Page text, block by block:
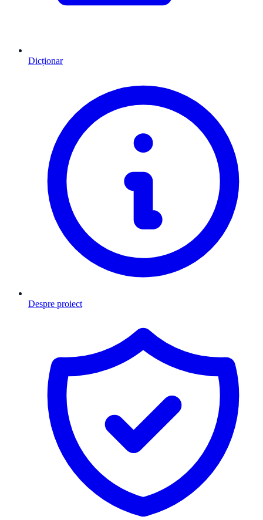
Dicționar
Despre proiect